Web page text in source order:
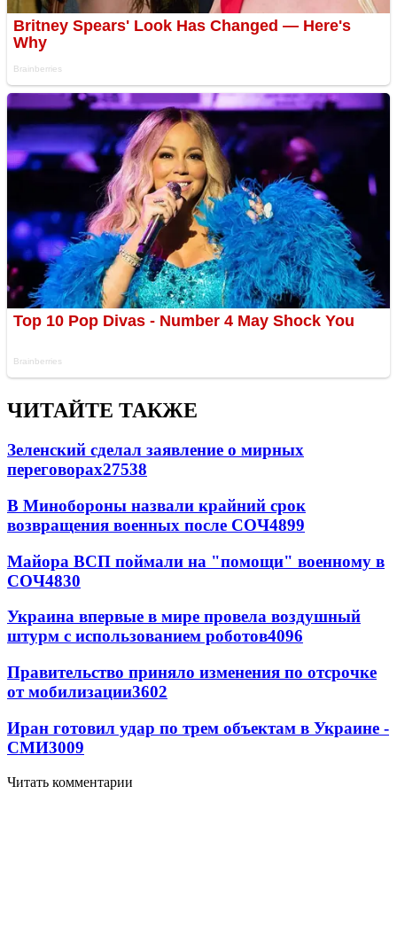
ЧИТАЙТЕ ТАКЖЕ
Зеленский сделал заявление о мирных
переговорах27538
В Минобороны назвали крайний срок
возвращения военных после СОЧ4899
Майора ВСП поймали на "помощи" военному в
СОЧ4830
Украина впервые в мире провела воздушный
штурм с использованием роботов4096
Правительство приняло изменения по отсрочке
от мобилизации3602
Иран готовил удар по трем объектам в Украине -
СМИ3009
Читать комментарии